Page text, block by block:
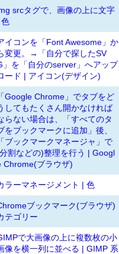
srcタグで、画像の上に文字
イコンを「Font Awesome」か
変更。→「自分で探したSV
」を「自分のserver」へアップ
ード | アイコン(デザイン)
「Google Chrome」でタブをど
してもたくさん開かなければ
らない場合は、「すべてのタ
をブックマークに追加」後、
「ブックマークマネージャ」で
割などの)整理を行う | Googl
Chrome(ブラウザ)
ラーマネージメント | 色
ブックマーク(ブラウザ)
テゴリー
で大画像の上に複数枚の小
像を横一列に並べる | GIMP 系